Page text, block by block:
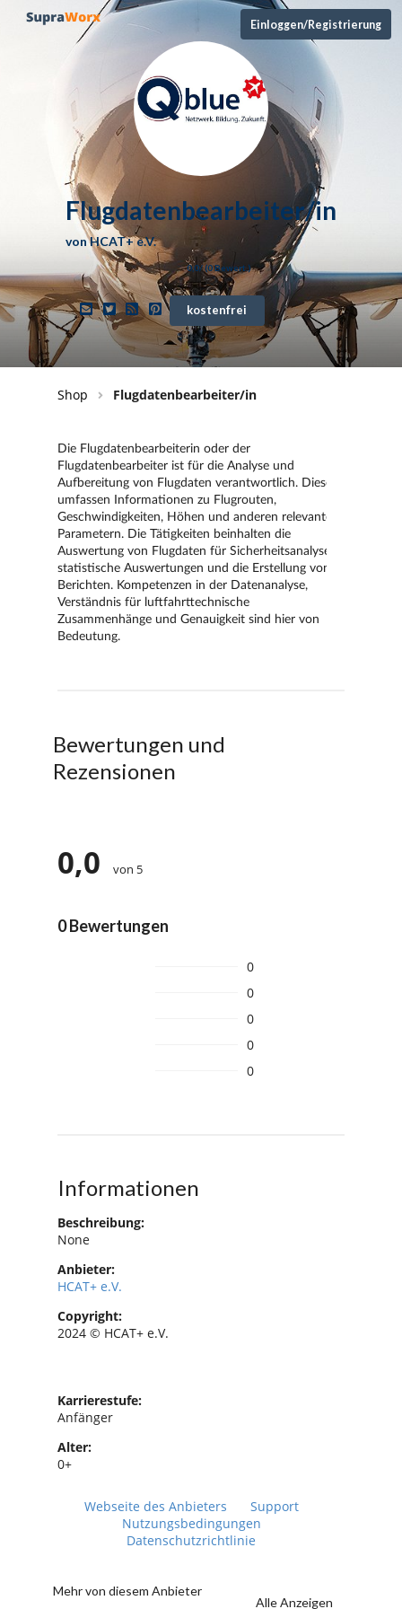
Einloggen/Registrierung
Flugdatenbearbeiter/in
vonHCAT+ e.V.
0,0/ (0Bewert.)
kostenfrei
Shop Flugdatenbearbeiter/in
Bewertungen und
Rezensionen
0,0 von 5
0 Bewertungen
0
0
0
0
0
Informationen
Beschreibung:
None
Anbieter:
HCAT+ e.V.
Copyright:
2024 © HCAT+ e.V.
Karrierestufe:
Anfänger
Alter:
0+
Webseite des Anbieters
Support
Nutzungsbedingungen
Datenschutzrichtlinie
Mehr von diesem Anbieter
Alle Anzeigen